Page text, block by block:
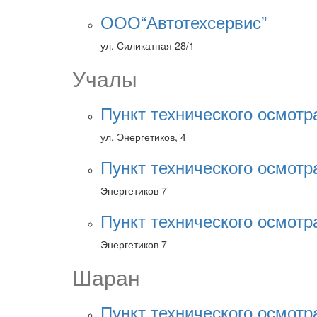
ООО“Автотехсервис”
ул. Силикатная 28/1
Учалы
Пункт технического
ул. Энергетиков, 4
Пункт технического
Энергетиков 7
Пункт технического
Энергетиков 7
Шаран
Пункт технического